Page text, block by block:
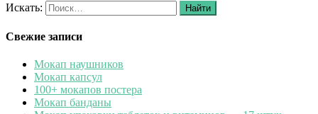
Искать: Найти
Свежие записи
Мокап наушников
Мокап капсул
100+ мокапов постера
Мокап банданы